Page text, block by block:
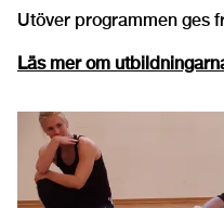
Utöver programmen ges
Läs mer om